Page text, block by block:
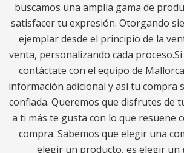
buscamos una amplia gama de
satisfacer tu expresión. Otorgando
ejemplar desde el principio de la
venta, personalizando cada
contáctate con el equipo de
información adicional y así tu compra
confiada. Queremos que disfrutes de
a ti más te gusta con lo que resuene
compra. Sabemos que elegir una
elegir un producto, es elegir un